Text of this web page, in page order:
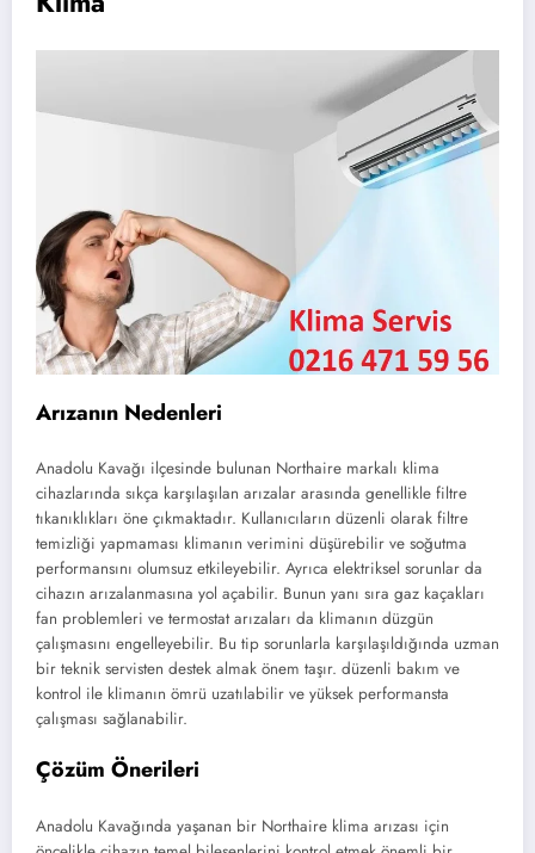
Arızanın Nedenleri
Anadolu Kavağı ilçesinde bulunan Northaire markalı klima
cihazlarında sıkça karşılaşılan arızalar arasında genellikle filtre
tıkanıklıkları öne çıkmaktadır. Kullanıcıların düzenli olarak filtre
temizliği yapmaması klimanın verimini düşürebilir ve soğutma
performansını olumsuz etkileyebilir. Ayrıca elektriksel sorunlar da
cihazın arızalanmasına yol açabilir. Bunun yanı sıra gaz kaçakları
fan problemleri ve termostat arızaları da klimanın düzgün
çalışmasını engelleyebilir. Bu tip sorunlarla karşılaşıldığında uzman
bir teknik servisten destek almak önem taşır. düzenli bakım ve
kontrol ile klimanın ömrü uzatılabilir ve yüksek performansta
çalışması sağlanabilir.
Çözüm Önerileri
Anadolu Kavağında yaşanan bir Northaire klima arızası için